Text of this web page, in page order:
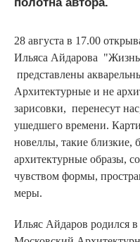
28 августа в 17.00
Ильяса Айдарова "Жизнь
представлены
Архитектурные и не
зарисовки, перенесут
ушедшего времени.
новеллы, такие близкие,
архитектурные образы,
чувством формы,
меры.
Ильяс Айдаров родился